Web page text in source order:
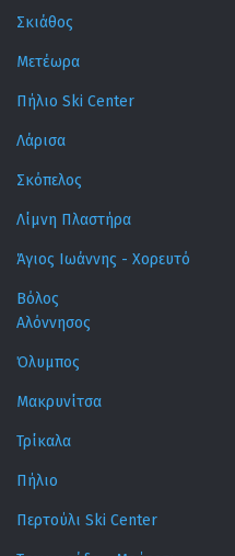
Σκιάθος
Μετέωρα
Πήλιο Ski Center
Λάρισα
Σκόπελος
Λίμνη Πλαστήρα
Άγιος Ιωάννης - Χορευτό
Βόλος
Αλόννησος
Όλυμπος
Μακρυνίτσα
Τρίκαλα
Πήλιο
Περτούλι Ski Center